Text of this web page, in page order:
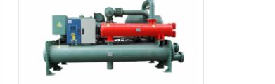
5.5. L'unité a 20 standard Spécifications.